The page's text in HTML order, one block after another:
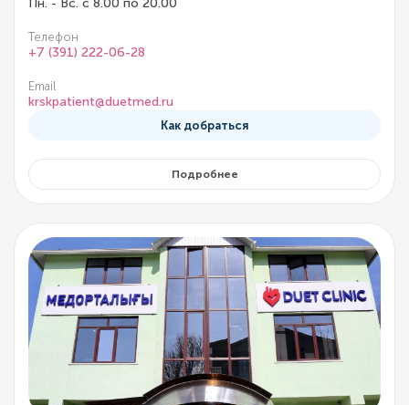
Пн. - Вс. с 8.00 по 20.00
Телефон
+7 (391) 222-06-28
Email
krskpatient@duetmed.ru
Как добраться
Подробнее